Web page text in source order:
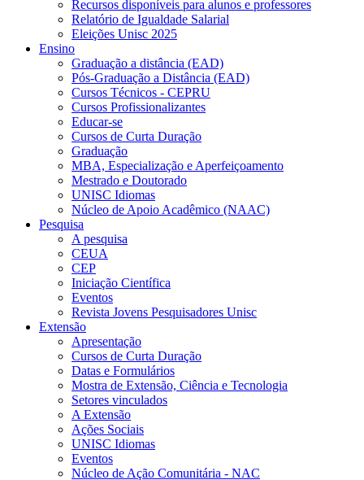
Recursos disponíveis para alunos e professores
Relatório de Igualdade Salarial
Eleições Unisc 2025
Ensino
Graduação a distância (EAD)
Pós-Graduação a Distância (EAD)
Cursos Técnicos - CEPRU
Cursos Profissionalizantes
Educar-se
Cursos de Curta Duração
Graduação
MBA, Especialização e Aperfeiçoamento
Mestrado e Doutorado
UNISC Idiomas
Núcleo de Apoio Acadêmico (NAAC)
Pesquisa
A pesquisa
CEUA
CEP
Iniciação Científica
Eventos
Revista Jovens Pesquisadores Unisc
Extensão
Apresentação
Cursos de Curta Duração
Datas e Formulários
Mostra de Extensão, Ciência e Tecnologia
Setores vinculados
A Extensão
Ações Sociais
UNISC Idiomas
Eventos
Núcleo de Ação Comunitária - NAC